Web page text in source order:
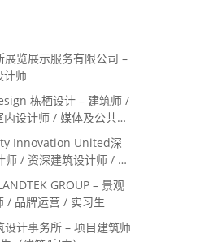
展览展示服务有限公司 –
计师
栋栖设计 – 建筑师 /
设计师 / 媒体及公共关
常年招聘）
Innovation United深
师 / 资深建筑设计师 / 室
GROUP – 景观
/ 品牌运营 / 实习生
设计事务所 – 项目建筑师